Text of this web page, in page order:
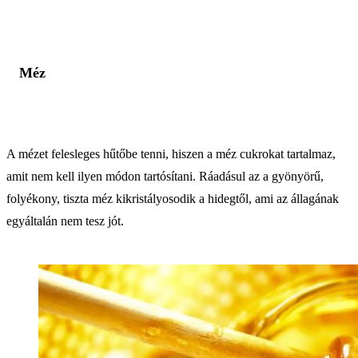
Méz
A mézet felesleges hűtőbe tenni, hiszen a méz cukrokat tartalmaz,
amit nem kell ilyen módon tartósítani. Ráadásul az a gyönyörű,
folyékony, tiszta méz kikristályosodik a hidegtől, ami az állagának
egyáltalán nem tesz jót.